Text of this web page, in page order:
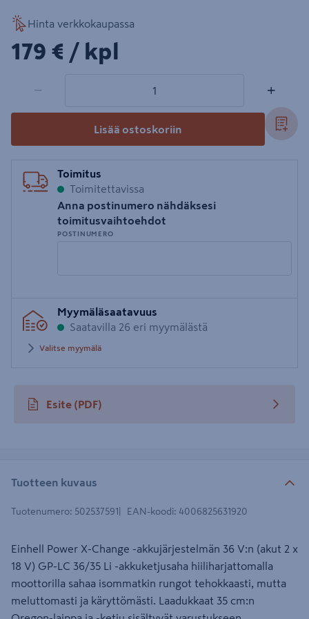
Hinta verkkokaupassa
179€/kpl
179 € / kpl
− +
Lisää ostoskoriin
Toimitus
Toimitettavissa
Anna postinumero nähdäksesi
toimitusvaihtoehdot
POSTINUMERO
postinumero
Myymäläsaatavuus
Saatavilla 26 eri myymälästä
Valitse myymälä
Esite (PDF)
avautuu uuteen välilehteen
Tuotteen kuvaus
Tuotenumero: 502537591 EAN-koodi: 4006825631920
Einhell Power X-Change -akkujärjestelmän 36 V:n (akut 2 x
18 V) GP-LC 36/35 Li -akkuketjusaha hiiliharjattomalla
moottorilla sahaa isommatkin rungot tehokkaasti, mutta
meluttomasti ja käryttömästi. Laadukkaat 35 cm:n